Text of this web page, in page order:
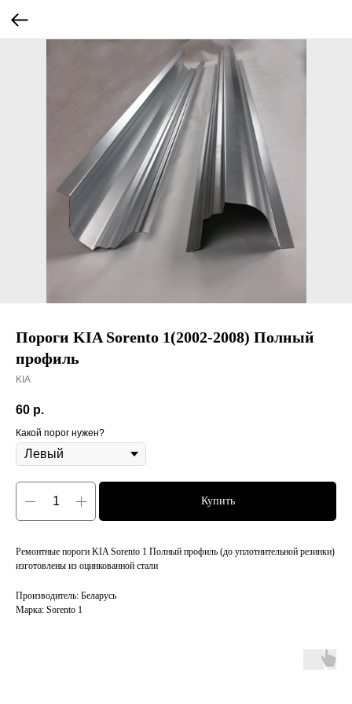
Пороги KIA Sorento 1(2002-2008) Полный
профиль
KIA
60 р.
Какой порог нужен?
Купить
Ремонтные пороги KIA Sorento 1 Полный профиль (до уплотнительной резинки)
изготовлены из оцинкованной стали
Производитель: Беларусь
Марка: Sorento 1